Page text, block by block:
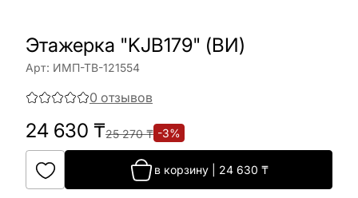
Этажерка "KJB179" (ВИ)
Арт: ИМП-ТВ-121554
0 отзывов
24 630 ₸25 270₸ -3%
в корзину 24 630 ₸